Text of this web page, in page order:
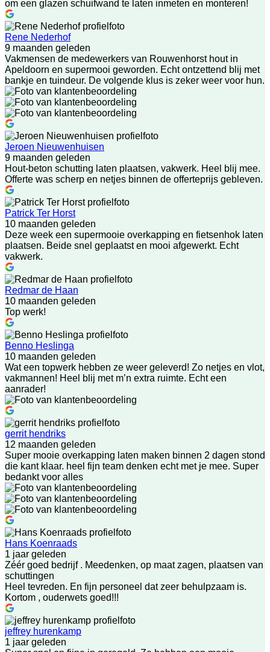
om een glazen schuifwand te laten inmeten en monteren!
Rene Nederhof
9 maanden geleden
Vakmensen de medewerkers van Rouwenhorst hout in
Apeldoorn en supermooi geworden. Echt ontzettend blij met
bankje en tuindeur. De volgende klus is zeker weer voor hun.
Jeroen Nieuwenhuisen
9 maanden geleden
Hout-beton schutting laten plaatsen, vakwerk. Heel blij mee.
Offerte was scherp en netjes binnen de offerteprijs gebleven.
Patrick Ter Horst
10 maanden geleden
Deze week een supermooie overkapping en fietsenhok laten
plaatsen. Beide snel geplaatst en mooi afgewerkt. Echt
vakwerk.
Redmar de Haan
10 maanden geleden
Top werk!
Benno Heslinga
10 maanden geleden
Wat een topwerk hebben ze weer geleverd! Zo netjes en vlot,
vakmannen! Heel blij met m’n extra ruimte. Echt een
aanrader!
gerrit hendriks
12 maanden geleden
Super mooie overkapping laten maken binnen 2 dagen stond
die kant klaar. heel fijn team denken echt met je mee. Super
bedankt voor alles
Hans Koenraads
1 jaar geleden
Zéér goed bedrijf . Meedenken, op maat zagen, plaatsen van
schuttingen
Heel tevreden. En fijn personeel dat zeer behulpzaam is.
Kortom , ouderwets goed!!!
jeffrey hurenkamp
1 jaar geleden